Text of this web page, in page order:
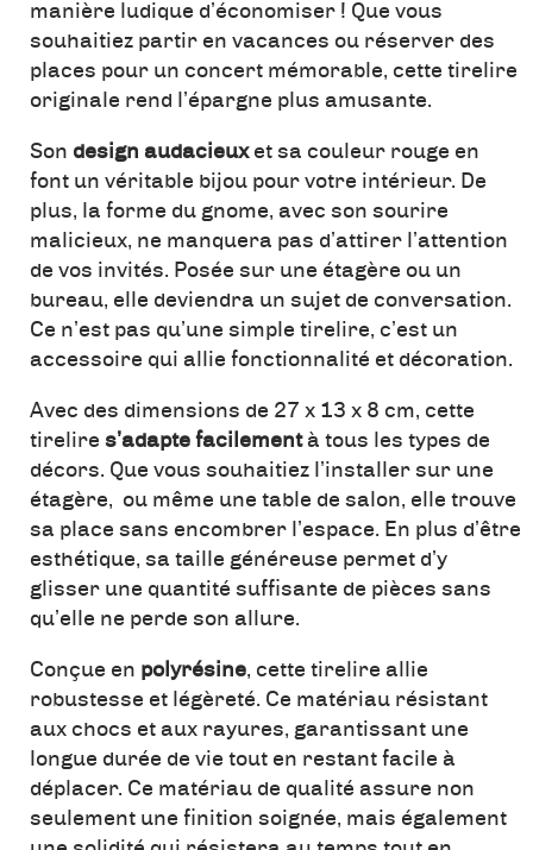
manière ludique d’économiser ! Que vous
souhaitiez partir en vacances ou réserver des
places pour un concert mémorable, cette tirelire
originale rend l’épargne plus amusante.
Son design audacieuxet sa couleur rouge en
font un véritable bijou pour votre intérieur. De
plus, la forme du gnome, avec son sourire
malicieux, ne manquera pas d’attirer l’attention
de vos invités. Posée sur une étagère ou un
bureau, elle deviendra un sujet de conversation.
Ce n’est pas qu’une simple tirelire, c’est un
accessoire qui allie fonctionnalité et décoration.
Avec des dimensions de 27 x 13 x 8 cm, cette
tirelire s’adapte facilementà tous les types de
décors. Que vous souhaitiez l’installer sur une
étagère, ou même une table de salon, elle trouve
sa place sans encombrer l’espace. En plus d’être
esthétique, sa taille généreuse permet d’y
glisser une quantité suffisante de pièces sans
qu’elle ne perde son allure.
Conçue en polyrésine, cette tirelire allie
robustesse et légèreté. Ce matériau résistant
aux chocs et aux rayures, garantissant une
longue durée de vie tout en restant facile à
déplacer. Ce matériau de qualité assure non
seulement une finition soignée, mais également